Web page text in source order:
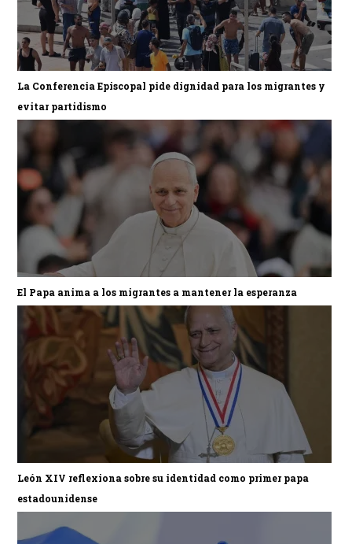
La Conferencia Episcopal pide dignidad para los migrantes y
evitar partidismo
El Papa anima a los migrantes a mantener la esperanza
León XIV reflexiona sobre su identidad como primer papa
estadounidense